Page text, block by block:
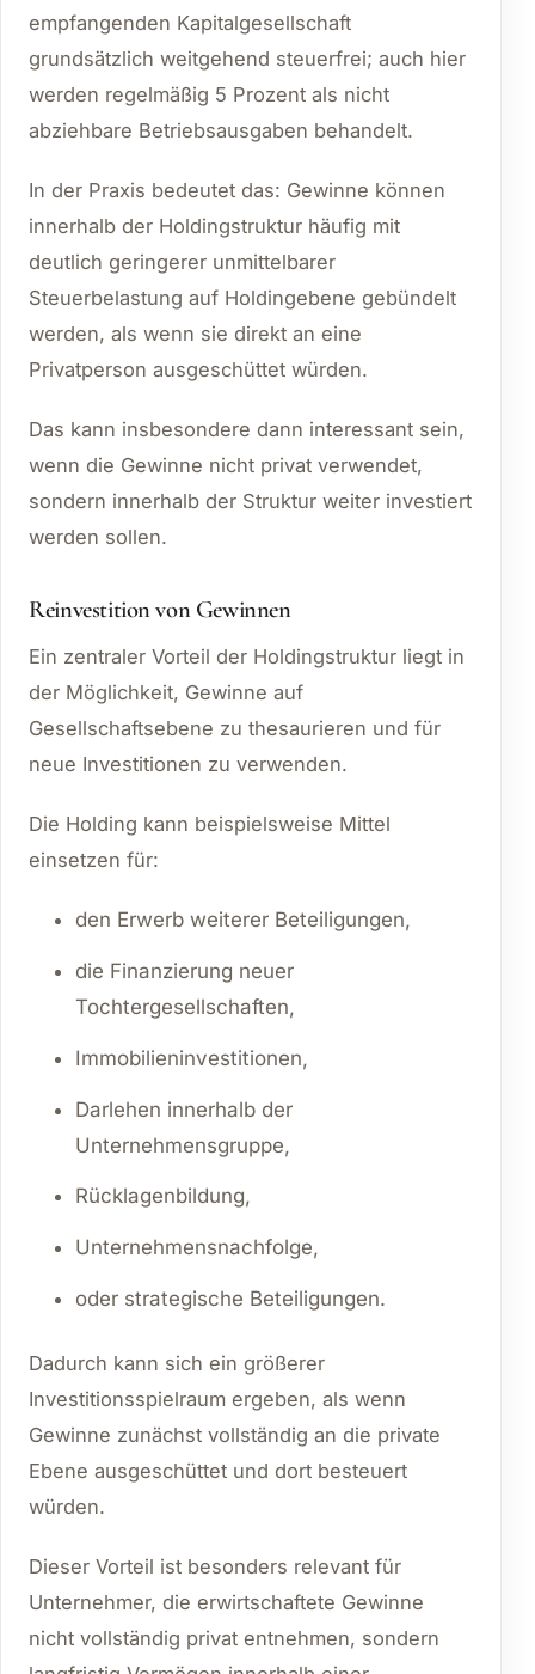
empfangenden Kapitalgesellschaft
grundsätzlich weitgehend steuerfrei; auch hier
werden regelmäßig 5 Prozent als nicht
abziehbare Betriebsausgaben behandelt.
In der Praxis bedeutet das: Gewinne können
innerhalb der Holdingstruktur häufig mit
deutlich geringerer unmittelbarer
Steuerbelastung auf Holdingebene gebündelt
werden, als wenn sie direkt an eine
Privatperson ausgeschüttet würden.
Das kann insbesondere dann interessant sein,
wenn die Gewinne nicht privat verwendet,
sondern innerhalb der Struktur weiter investiert
werden sollen.
Reinvestition von Gewinnen
Ein zentraler Vorteil der Holdingstruktur liegt in
der Möglichkeit, Gewinne auf
Gesellschaftsebene zu thesaurieren und für
neue Investitionen zu verwenden.
Die Holding kann beispielsweise Mittel
einsetzen für:
den Erwerb weiterer Beteiligungen,
die Finanzierung neuer
Tochtergesellschaften,
Immobilieninvestitionen,
Darlehen innerhalb der
Unternehmensgruppe,
Rücklagenbildung,
Unternehmensnachfolge,
oder strategische Beteiligungen.
Dadurch kann sich ein größerer
Investitionsspielraum ergeben, als wenn
Gewinne zunächst vollständig an die private
Ebene ausgeschüttet und dort besteuert
würden.
Dieser Vorteil ist besonders relevant für
Unternehmer, die erwirtschaftete Gewinne
nicht vollständig privat entnehmen, sondern